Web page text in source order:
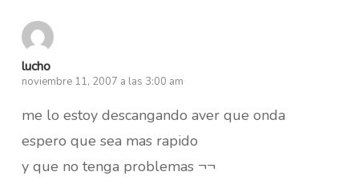
lucho
noviembre 11, 2007 a las 3:00 am
me lo estoy descangando aver que onda
espero que sea mas rapido
y que no tenga problemas ¬¬